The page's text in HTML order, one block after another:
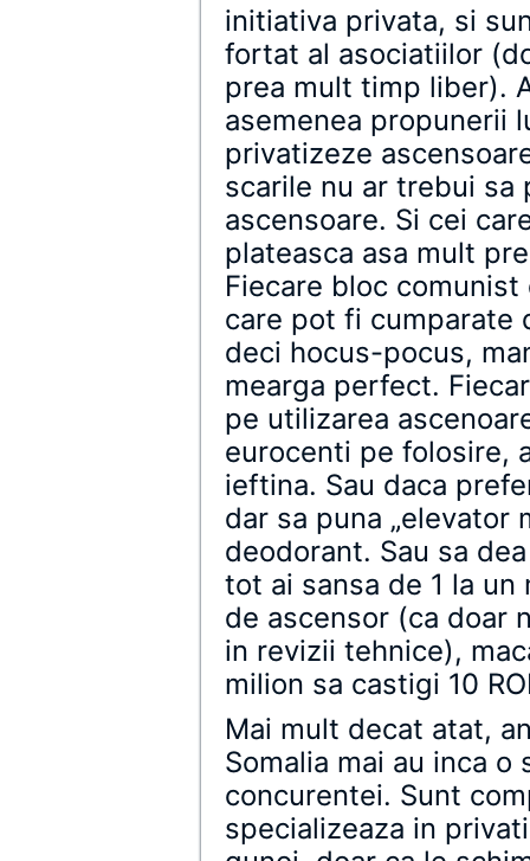
initiativa privata, si
fortat al asociatiilor
prea mult timp liber).
asemenea propunerii
privatizeze
scarile nu ar trebui sa
ascensoare. Si cei
plateasca asa mult
Fiecare bloc
care pot fi cumparate
deci hocus-pocus,
mearga perfect.
pe utilizarea
eurocenti pe folosire,
ieftina. Sau daca
dar sa puna „elevator
deodorant. Sau sa
tot ai sansa de 1 la
de ascensor (ca doar
in revizii tehnice),
milion sa castigi 10
Mai mult decat atat,
Somalia mai au inca
concurentei. Sunt
specializeaza in